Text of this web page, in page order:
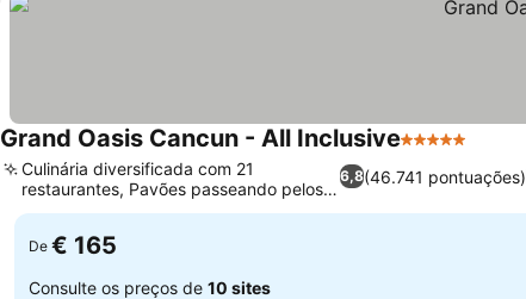
Grand Oasis Cancun - All Inclusive5 Estrelas
6,8(46.741 pontuações)
Culinária diversificada com 21
restaurantes, Pavões passeando pelos
jardins
De € 165
Consulte os preços de 10 sites